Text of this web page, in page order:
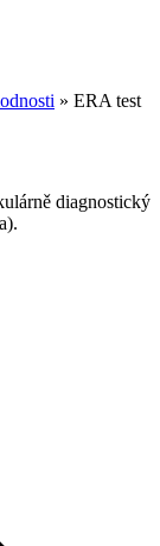
» ERA test
diagnostický